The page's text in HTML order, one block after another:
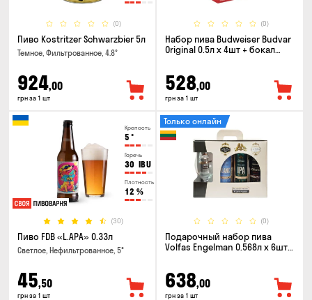
(0)
Пиво Kostritzer Schwarzbier 5л
Темное, Фильтрованное, 4.8°
924,00
грн за 1 шт
(0)
Набор пива Budweiser Budvar
Original 0.5л х 4шт + бокал
528,00
грн за 1 шт
Крепость
5 °
Горечь
30 IBU
Плотность
12 %
(30)
Пиво FDB «L.APA» 0.33л
Светлое, Нефильтрованное, 5°
45,50
грн за 1 шт
(0)
Только онлайн
Подарочный набор пива
Volfas Engelman 0.568л x 6шт +
638,00
грн за 1 шт